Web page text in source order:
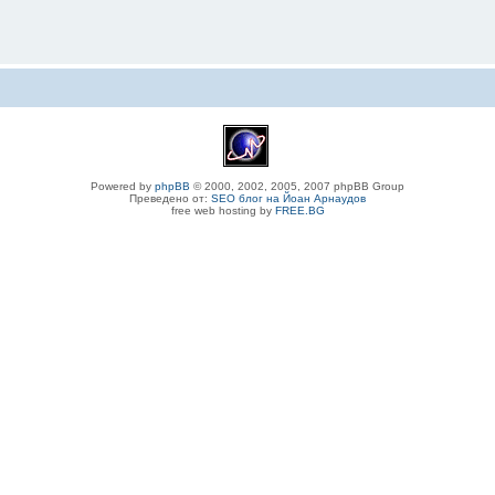
Powered by phpBB © 2000, 2002, 2005, 2007 phpBB Group
Преведено от: SEO блог на Йоан Арнаудов
free web hosting by FREE.BG